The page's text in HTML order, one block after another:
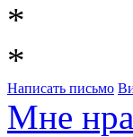
*
*
Написать письмо
Мне